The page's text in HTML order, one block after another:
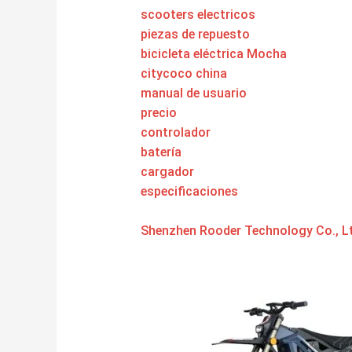
scooters electricos
piezas de repuesto
bicicleta eléctrica Mocha
citycoco china
manual de usuario
precio
controlador
batería
cargador
especificaciones
Shenzhen Rooder Technology Co.,